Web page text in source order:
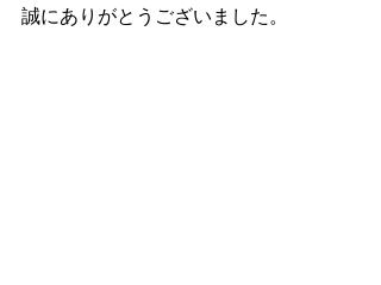
誠にありがとうございました。